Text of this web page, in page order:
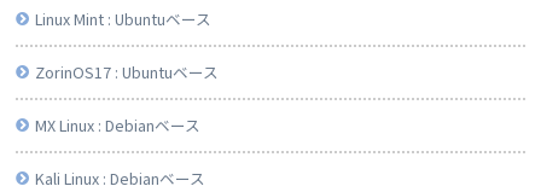
Linux Mint : Ubuntuベース
ZorinOS17 : Ubuntuベース
MX Linux : Debianベース
Kali Linux : Debianベース